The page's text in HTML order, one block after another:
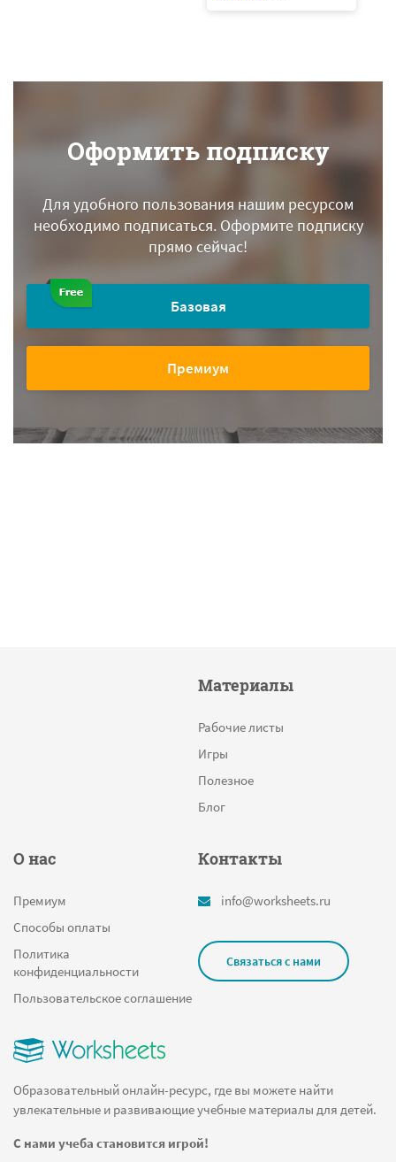
Оформить подписку
Для удобного пользования нашим ресурсом
необходимо подписаться.Оформите подписку
прямо сейчас!
Базовая
Премиум
Образовательный онлайн-ресурс, где вы можете найти
увлекательные и развивающие учебные материалы для детей.
С нами учеба становится игрой!
Материалы
Рабочие листы
Игры
Полезное
Блог
О нас
Премиум
Способы оплаты
Политика
конфиденциальности
Пользовательское соглашение
Контакты
info@worksheets.ru
Связаться с нами